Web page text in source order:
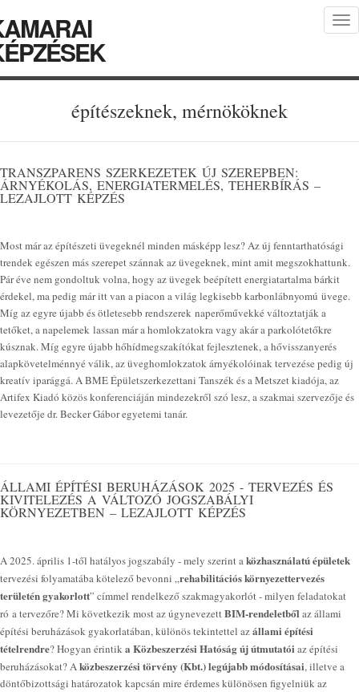
építészeknek, mérnököknek
TRANSZPARENS SZERKEZETEK ÚJ SZEREPBEN:
ÁRNYÉKOLÁS, ENERGIATERMELÉS, TEHERBÍRÁS –
LEZAJLOTT KÉPZÉS
Most már az építészeti üvegeknél minden másképp lesz? Az új fenntarthatósági
trendek egészen más szerepet szánnak az üvegeknek, mint amit megszokhattunk.
Pár éve nem gondoltuk volna, hogy az üvegek beépített energiatartalma bárkit
érdekel, ma pedig már itt van a piacon a világ legkisebb karbonlábnyomú üvege.
Míg az egyre újabb és ötletesebb rendszerek naperőművekké változtatják a
tetőket, a napelemek lassan már a homlokzatokra vagy akár a parkolótetőkre
kúsznak. Míg egyre újabb hőhídmegszakítókat fejlesztenek, a hővisszanyerés
alapkövetelménnyé válik, az üveghomlokzatok árnyékolóinak tervezése pedig új
kreatív iparággá. A BME Épületszerkezettani Tanszék és a Metszet kiadója, az
Artifex Kiadó közös konferenciáján mindezekről szó lesz, a szakmai szervezője és
levezetője dr. Becker Gábor egyetemi tanár.
ÁLLAMI ÉPÍTÉSI BERUHÁZÁSOK 2025 - TERVEZÉS ÉS
KIVITELEZÉS A VÁLTOZÓ JOGSZABÁLYI
KÖRNYEZETBEN – LEZAJLOTT KÉPZÉS
A 2025. április 1-től hatályos jogszabály - mely szerint aközhasználatú épületek
tervezési folyamatába kötelező bevonni „rehabilitációs környezettervezés
területén gyakorlott” címmel rendelkező szakmagyakorlót - milyen feladatokat
ró a tervezőre? Mi következik most az úgynevezettBIM-rendeletből az állami
építési beruházások gyakorlatában, különös tekintettel azállami építési
tételrendre? Hogyan érintika Közbeszerzési Hatóság új útmutatói az építési
beruházásokat? Aközbeszerzési törvény (Kbt.) legújabb módosításai, illetve a
döntőbizottsági határozatok kapcsán mire érdemes különösen figyelniük az